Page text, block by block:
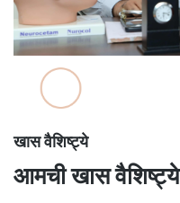
खास वैशिष्ट्ये
आमची खास वैशिष्ट्ये